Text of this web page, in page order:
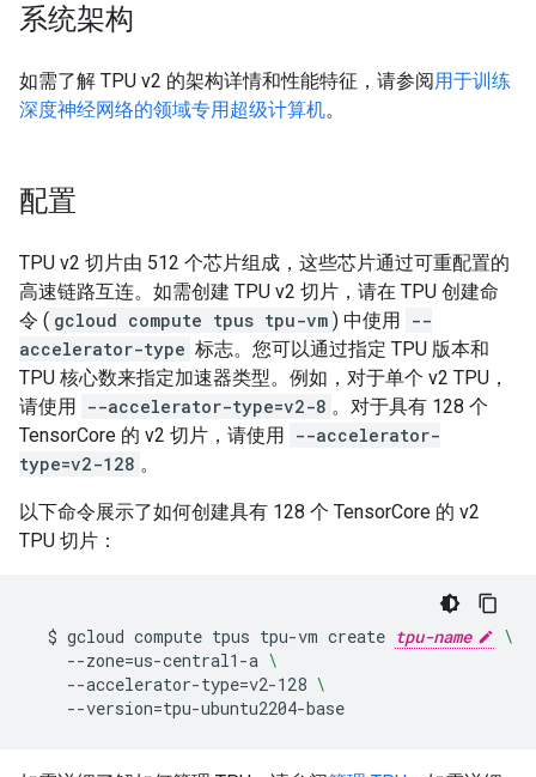
系统架构
如需了解 TPU v2 的架构详情和性能特征，请参阅用于训练
深度神经网络的领域专用超级计算机。
配置
TPU v2 切片由 512 个芯片组成，这些芯片通过可重配置的
高速链路互连。如需创建 TPU v2 切片，请在 TPU 创建命
令 ( gcloud compute tpus tpu-vm ) 中使用 --
accelerator-type 标志。您可以通过指定 TPU 版本和
TPU 核心数来指定加速器类型。例如，对于单个 v2 TPU，
请使用 --accelerator-type=v2-8 。对于具有 128 个
TensorCore 的 v2 切片，请使用 --accelerator-
type=v2-128 。
以下命令展示了如何创建具有 128 个 TensorCore 的 v2
TPU 切片：
$ gcloud compute tpus tpu-vm create tpu-name
\
--zone=us-central1-a \
--accelerator-type=v2-128 \
--version=tpu-ubuntu2204-base